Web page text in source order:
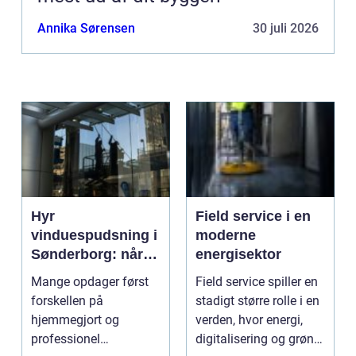
Annika Sørensen 30 juli 2026
Hyr
vinduespudsning i
Sønderborg: når
det skal være nemt
Mange opdager først
forskellen på
hjemmegjort og
professionel
Field service i en
moderne
energisektor
Field service spiller en
stadigt større rolle i en
verden, hvor energi,
digitalisering og grøn